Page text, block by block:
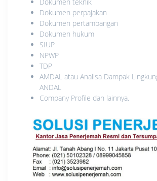
Dokumen perpajakan
Dokumen pertambangan
Dokumen hukum
SIUP
NPWP
TDP
AMDAL atau Analisa Dampak
ANDAL
Company Profile dan lainnya.